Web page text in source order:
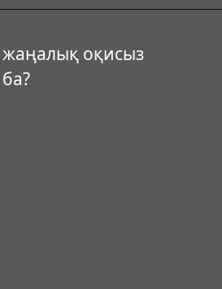
жаңалық оқисыз
ба?